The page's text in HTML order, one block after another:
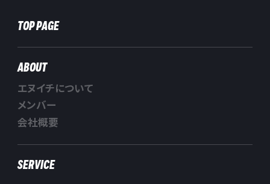
TOP PAGE
ABOUT
エヌイチについて
メンバー
会社概要
SERVICE